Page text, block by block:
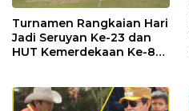
Turnamen Rangkaian Hari
Jadi Seruyan Ke-23 dan
HUT Kemerdekaan Ke-80